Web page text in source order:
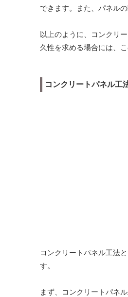
できます。また、パネル
以上のように、コンクリ
久性を求める場合には、
コンクリートパネル工
コンクリートパネル工法
す。
まず、コンクリートパネ